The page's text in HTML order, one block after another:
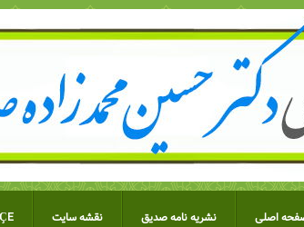
اصلی نشریه نامه صدیق نقشه سایت